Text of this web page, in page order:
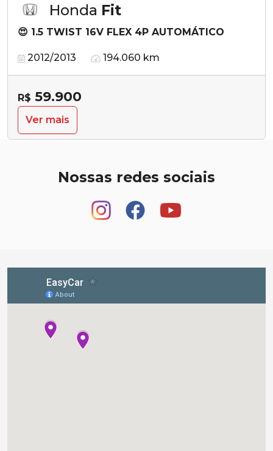
Honda Fit
😍 1.5 TWIST 16V FLEX 4P AUTOMÁTICO
2012/2013 194.060 km
R$ 59.900
Ver mais
Nossas redes sociais